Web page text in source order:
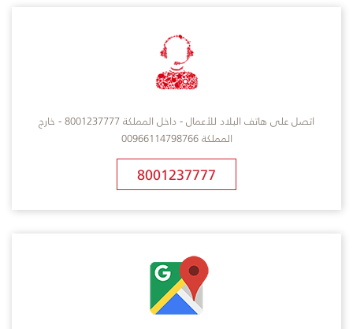
اتصل على هاتف البلاد للأعمال - داخل المملكة 8001237777 - خارج
المملكة 00966114798766
8001237777